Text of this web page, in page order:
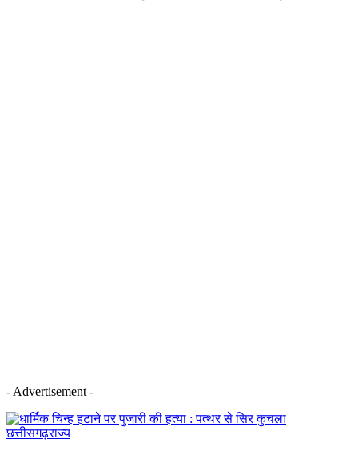
- Advertisement -
छत्तीसगढ़राज्य